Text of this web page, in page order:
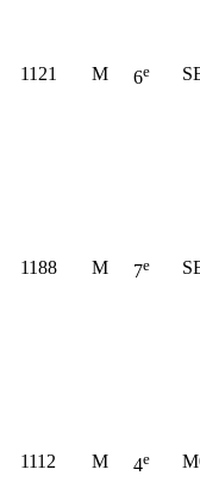
1121 M 6e
1188 M 7e
1112 M 4e